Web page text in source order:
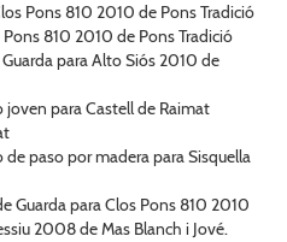
Pons 810 2010 de Pons Tradició
810 2010 de Pons Tradició
para Alto Siós 2010 de
para Castell de Raimat
paso por madera para Sisquella
Guarda para Clos Pons 810 2010
2008 de Mas Blanch i Jové.